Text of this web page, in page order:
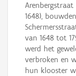
Arenbergstraat
1648),
van 1648 tot
werd het
verbroken en
hun klooster